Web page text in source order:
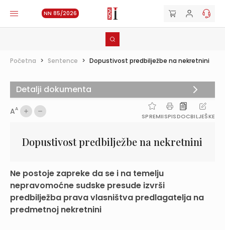
NN 85/2026
Početna > Sentence > Dopustivost predbilježbe na nekretnini
AA
SPREMIISPISDOCBILJEŠKE
Dopustivost predbilježbe na nekretnini
Ne postoje zapreke da se i na temelju
nepravomoćne sudske presude izvrši
predbilježba prava vlasništva predlagatelja na
predmetnoj nekretnini
Detalji dokumenta